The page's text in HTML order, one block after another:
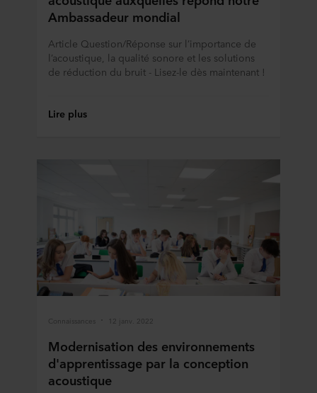
Ambassadeur mondial
Article Question/Réponse sur l’importance de
l’acoustique, la qualité sonore et les solutions
de réduction du bruit - Lisez-le dès maintenant !
Lire plus
Connaissances 12 janv. 2022
Modernisation des environnements
d'apprentissage par la conception
acoustique